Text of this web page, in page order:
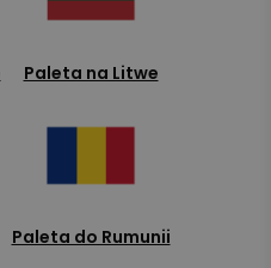
Paleta na Litwe
Paleta do Rumunii